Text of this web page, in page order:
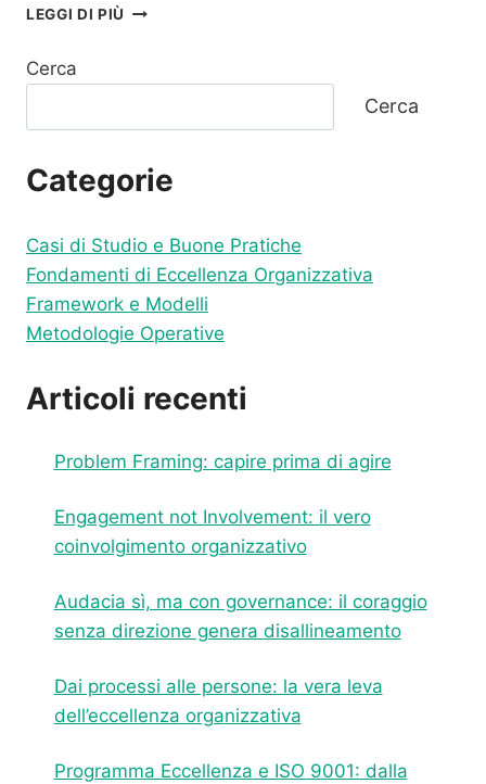
LEGGI DI PIÙ
PER
SOSTENIBILITÀ
INNOVAZIONE
ORGANIZZATIVA
Cerca
Cerca
Categorie
Casi di Studio e Buone Pratiche
Fondamenti di Eccellenza Organizzativa
Framework e Modelli
Metodologie Operative
Articoli recenti
Problem Framing: capire prima di agire
Engagement not Involvement: il vero
coinvolgimento organizzativo
Audacia sì, ma con governance: il coraggio
senza direzione genera disallineamento
Dai processi alle persone: la vera leva
dell’eccellenza organizzativa
Programma Eccellenza e ISO 9001: dalla